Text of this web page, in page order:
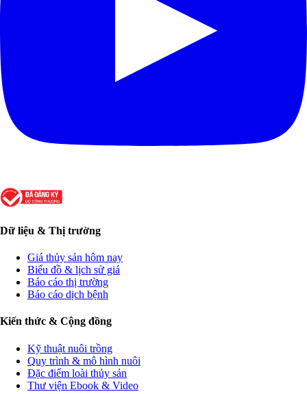
Dữ liệu & Thị trường
Giá thủy sản hôm nay
Biểu đồ & lịch sử giá
Báo cáo thị trường
Báo cáo dịch bệnh
Kiến thức & Cộng đồng
Kỹ thuật nuôi trồng
Quy trình & mô hình nuôi
Đặc điểm loài thủy sản
Thư viện Ebook & Video